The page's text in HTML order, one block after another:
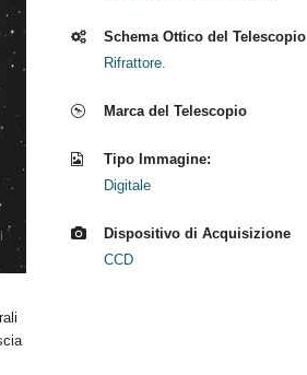
Schema Ottico del Telescopio
Rifrattore.
Marca del Telescopio
Tipo Immagine:
Digitale
Dispositivo di Acquisizione
CCD